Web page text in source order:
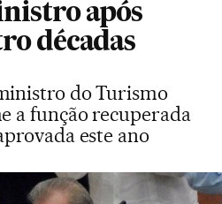
após
décadas
do Turismo
a função recuperada
este ano